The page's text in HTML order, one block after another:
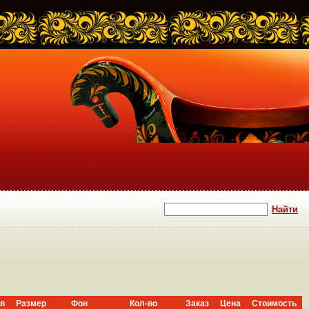
Размер Фон Кол-во Заказ Цена Стоимость